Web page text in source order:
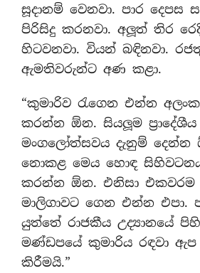
සූදානම් වෙනවා. පාර දෙපස
පිරිසිදු කරනවා. අලූත් තිර
හිටවනවා. වියන් බඳිනවා.
ඇමතිවරුන්ට අණ කළා.
“කුමාරිව රැගෙන එන්න
කරන්න ඕන. සියලූම
මංගලෝත්සවය දැනුම්
නොකළ මෙය හොඳ
කරන්න ඕන. එනිසා එකවරම
මාලිගාවට ගෙන එන්න එපා.
යුත්තේ රාජකීය උද්‍යානයේ
මණ්ඩපයේ කුමාරිය රඳවා ඇප
කිරීමයි.”